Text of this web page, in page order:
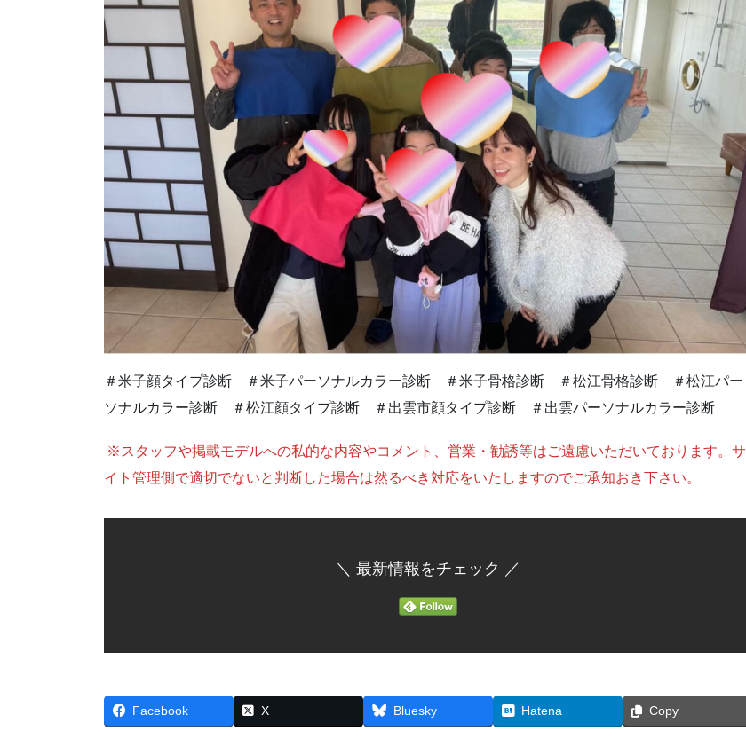
＃米子顔タイプ診断 ＃米子パーソナルカラー診断 ＃米子骨格診断 ＃松江骨格診断 ＃松江パー
ソナルカラー診断 ＃松江顔タイプ診断 ＃出雲市顔タイプ診断 ＃出雲パーソナルカラー診断
※スタッフや掲載モデルへの私的な内容やコメント、営業・勧誘等はご遠慮いただいております。サ
イト管理側で適切でないと判断した場合は然るべき対応をいたしますのでご承知おき下さい。
＼ 最新情報をチェック ／
Facebook X Bluesky Hatena Copy